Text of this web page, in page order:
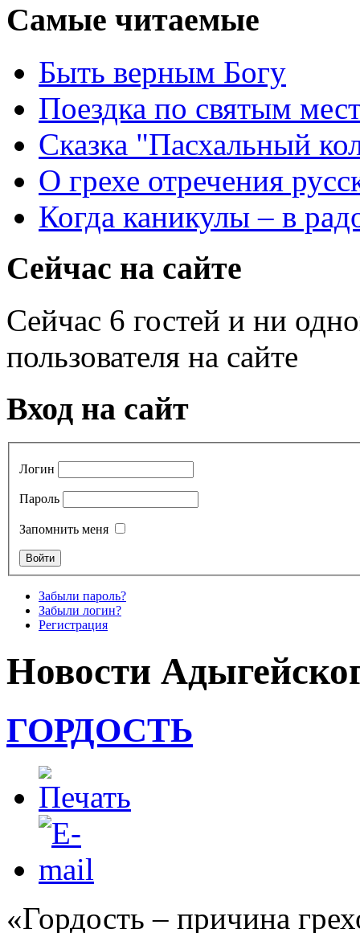
Самые читаемые
Быть верным Богу
Поездка по святым
Сказка "Пасхальный
О грехе отречения
Когда каникулы – в
Сейчас на сайте
Сейчас 6 гостей и ни
пользователя на сайте
Вход на сайт
Логин
Пароль
Запомнить меня
Забыли пароль?
Забыли логин?
Регистрация
Новости
ГОРДОСТЬ
«Гордость – причина